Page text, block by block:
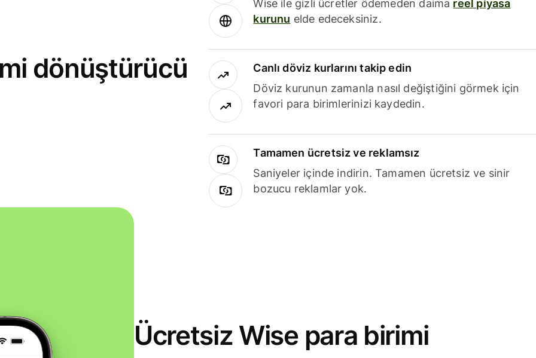
dönüştürücü
Wise ile gizli ücretler ödemeden daima reel piyasa
kurunu elde edeceksiniz.
Canlı döviz kurlarını takip edin
Döviz kurunun zamanla nasıl değiştiğini görmek için
favori para birimlerinizi kaydedin.
Tamamen ücretsiz ve reklamsız
Saniyeler içinde indirin. Tamamen ücretsiz ve sinir
bozucu reklamlar yok.
Ücretsiz Wise para birimi